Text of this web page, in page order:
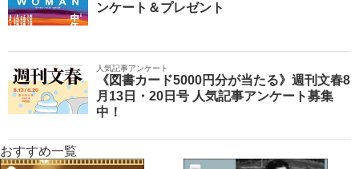
ンケート＆プレゼント
人気記事アンケート
《図書カード5000円分が当たる》週刊文春8
月13日・20日号 人気記事アンケート募集
中！
おすすめ一覧